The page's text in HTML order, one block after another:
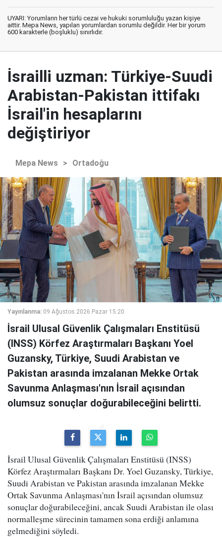
UYARI: Yorumların her türlü cezai ve hukuki sorumluluğu yazan kişiye
aittir. Mepa News, yapılan yorumlardan sorumlu değildir. Her bir yorum
600 karakterle (boşluklu) sınırlıdır.
İsrailli uzman: Türkiye-Suudi
Arabistan-Pakistan ittifakı
İsrail'in hesaplarını
değiştiriyor
Mepa News > Ortadoğu
Yayınlanma: 09 Ağustos 2026 Pazar 15:20
İsrail Ulusal Güvenlik Çalışmaları Enstitüsü
(INSS) Körfez Araştırmaları Başkanı Yoel
Guzansky, Türkiye, Suudi Arabistan ve
Pakistan arasında imzalanan Mekke Ortak
Savunma Anlaşması'nın İsrail açısından
olumsuz sonuçlar doğurabileceğini belirtti.
İsrail Ulusal Güvenlik Çalışmaları Enstitüsü (INSS)
Körfez Araştırmaları Başkanı Dr. Yoel Guzansky, Türkiye,
Suudi Arabistan ve Pakistan arasında imzalanan Mekke
Ortak Savunma Anlaşması'nın İsrail açısından olumsuz
sonuçlar doğurabileceğini, ancak Suudi Arabistan ile olası
normalleşme sürecinin tamamen sona erdiği anlamına
gelmediğini söyledi.